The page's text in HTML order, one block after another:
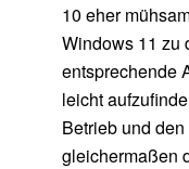
10 eher
Windows 11 zu
entsprechende
leicht
Betrieb und
gleichermaßen